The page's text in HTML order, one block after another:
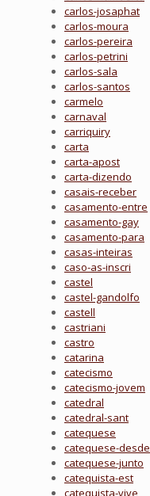
carlos-josaphat
carlos-moura
carlos-pereira
carlos-petrini
carlos-sala
carlos-santos
carmelo
carnaval
carriquiry
carta
carta-apost
carta-dizendo
casais-receber
casamento-entre
casamento-gay
casamento-para
casas-inteiras
caso-as-inscri
castel
castel-gandolfo
castell
castriani
castro
catarina
catecismo
catecismo-jovem
catedral
catedral-sant
catequese
catequese-desde
catequese-junto
catequista-est
catequista-vive